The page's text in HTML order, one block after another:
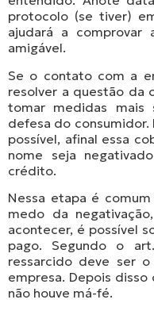
protocolo (se tiver)
ajudará a
amigável.
Se o contato com a
resolver a questão da
tomar medidas mais
defesa do
possível, afinal essa
nome seja
crédito.
Nessa etapa é
medo da
acontecer, é possível
pago. Segundo o
ressarcido deve ser
empresa. Depois
não houve má-fé.